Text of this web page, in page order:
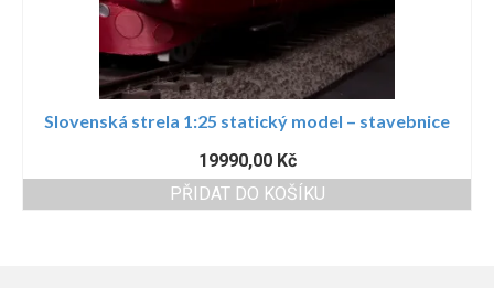
Slovenská strela 1:25 statický model – stavebnice
19990,00 Kč
PŘIDAT DO KOŠÍKU